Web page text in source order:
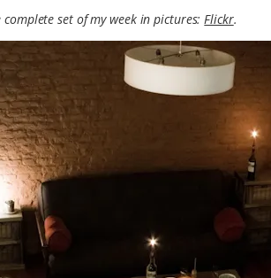
complete set of my week in pictures:Flickr.